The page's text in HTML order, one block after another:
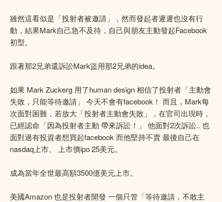
雖然這看似是「投射者被邀請」，然而發起者遲遲也沒有行
動，結果Mark自己急不及待，自己與朋友主動發起Facebook
初型。
跟著那2兄弟還訴訟Mark盜用那2兄弟的idea。
如果 Mark Zuckerg 用了human design 相信了投射者「主動會
失敗，只能等待邀請」 今天不會有facebook！ 而且，Mark每
次面對困難，若放大「投射者主動會失敗」，在官司出現時，
已經認命「因為投射者主動 帶來訴訟！」 他面對2次訴訟.. 也
面對過有投資者想買起facebook 而他堅持不賣 最後自己在
nasdaq上市、 上市價ipo 25美元。
成為當年全世最高額3500億美元上市。
美國Amazon 也是投射者開發 一個只管「等待邀請，不敢主